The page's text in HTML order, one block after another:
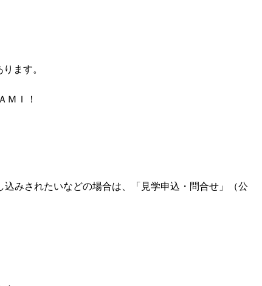
ます。
ＭＩ！
みされたいなどの場合は、「見学申込・問合せ」（公